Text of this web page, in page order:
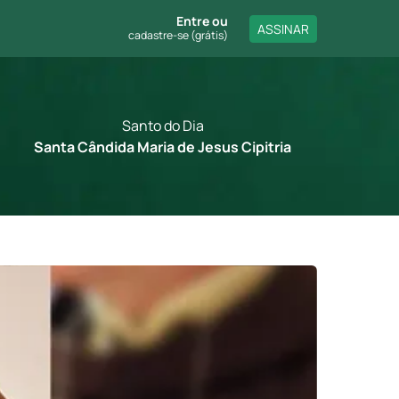
Entreou
cadastre-se (grátis) ASSINAR
Santo do Dia
Santa Cândida Maria de Jesus Cipitria